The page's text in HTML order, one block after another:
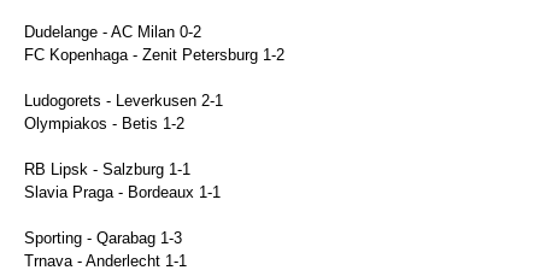
Dudelange - AC Milan 0-2
FC Kopenhaga - Zenit Petersburg 1-2
Ludogorets - Leverkusen 2-1
Olympiakos - Betis 1-2
RB Lipsk - Salzburg 1-1
Slavia Praga - Bordeaux 1-1
Sporting - Qarabag 1-3
Trnava - Anderlecht 1-1